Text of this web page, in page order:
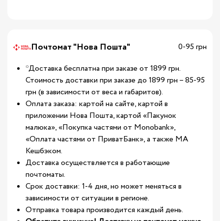
Почтомат "Нова Пошта"
0-95 грн
*Доставка бесплатна при заказе от 1899 грн.
Стоимость доставки при заказе до 1899 грн – 85-95
грн (в зависимости от веса и габаритов).
Оплата заказа: картой на сайте, картой в
приложении Нова Пошта, картой «Пакунок
малюка», «Покупка частями от Monobank»,
«Оплата частями от ПриватБанк», а также МА
Кешбэком.
Доставка осуществляется в работающие
почтоматы.
Срок доставки: 1-4 дня, но может меняться в
зависимости от ситуации в регионе.
Отправка товара производится каждый день.